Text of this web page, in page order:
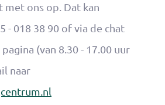
met ons op. Dat kan
- 018 38 90 of via de chat
(van 8.30 - 17.00 uur
naar